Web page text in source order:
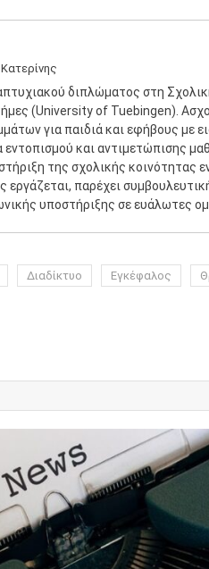
διπλώματος στη
(University of Tuebingen).
για παιδιά και εφήβους με
εντοπισμού και αντιμετώπισης
της σχολικής κοινότητας
εργάζεται, παρέχει
υποστήριξης σε ευάλωτες
Διαδίκτυο Εγκέφαλος